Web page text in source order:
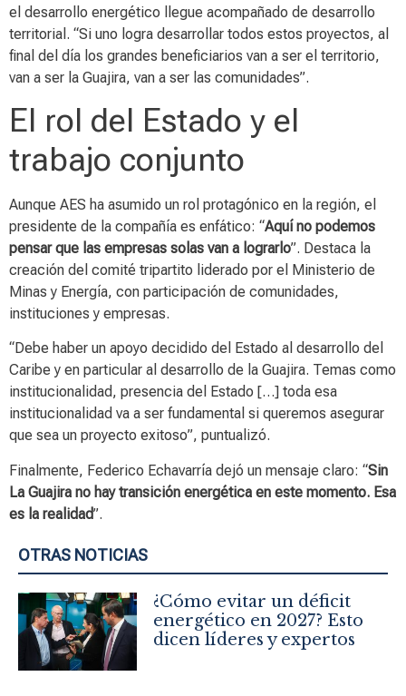
el desarrollo energético llegue acompañado de desarrollo
territorial. “Si uno logra desarrollar todos estos proyectos, al
final del día los grandes beneficiarios van a ser el territorio,
van a ser la Guajira, van a ser las comunidades”.
El rol del Estado y el
trabajo conjunto
Aunque AES ha asumido un rol protagónico en la región, el
presidente de la compañía es enfático: “Aquí no podemos
pensar que las empresas solas van a lograrlo”. Destaca la
creación del comité tripartito liderado por el Ministerio de
Minas y Energía, con participación de comunidades,
instituciones y empresas.
“Debe haber un apoyo decidido del Estado al desarrollo del
Caribe y en particular al desarrollo de la Guajira. Temas como
institucionalidad, presencia del Estado […] toda esa
institucionalidad va a ser fundamental si queremos asegurar
que sea un proyecto exitoso”, puntualizó.
Finalmente, Federico Echavarría dejó un mensaje claro: “Sin
La Guajira no hay transición energética en este momento. Esa
es la realidad”.
OTRAS NOTICIAS
¿Cómo evitar un déficit
energético en 2027? Esto
dicen líderes y expertos